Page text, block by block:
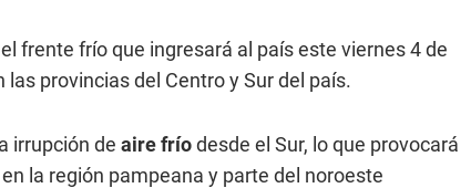
frente frío que ingresará al país este viernes 4 de
provincias del Centro y Sur del país.
irrupción de aire fríodesde el Sur, lo que provocará
la región pampeana y parte del noroeste